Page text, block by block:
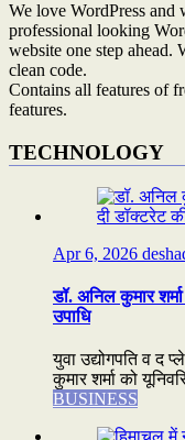
We love WordPress and
professional looking
website one step ahead.
clean code.
Contains all features of
features.
TECHNOLOGY
Apr 6, 2026
डॉ. अनिल कुमार
उपाधि
युवा उद्योगपति व
कुमार शर्मा को
BUSINESS